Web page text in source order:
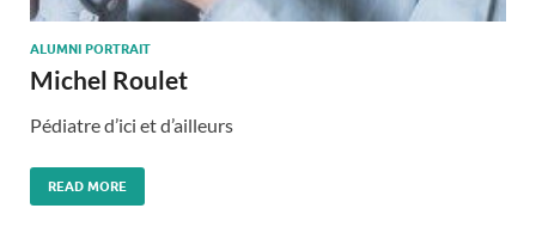
ALUMNI PORTRAIT
Michel Roulet
Pédiatre d’ici et d’ailleurs
READ MORE